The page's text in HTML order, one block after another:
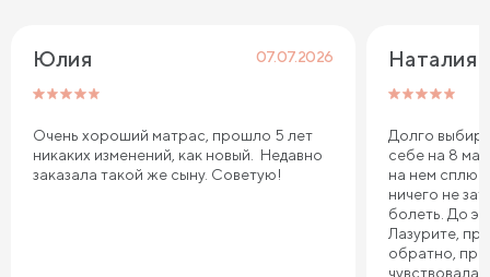
Юлия 07.07.2026
Очень хороший матрас, прошло 5 лет
никаких изменений, как новый. Недавно
заказала такой же сыну. Советую!
Наталия
Долго
себе на 8
на нем сплю.
ничего не
болеть. До
Лазурите,
обратно,
чувствовала